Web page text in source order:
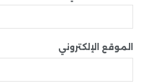
الموقع الإلكتروني